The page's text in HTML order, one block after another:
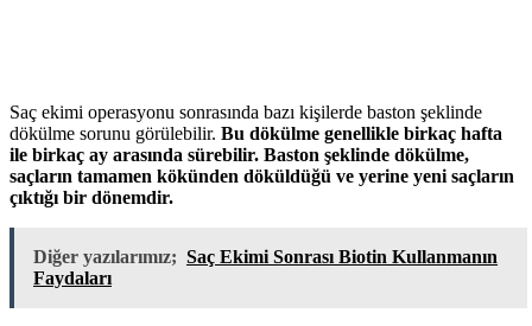
Saç ekimi operasyonu sonrasında bazı kişilerde baston şeklinde
dökülme sorunu görülebilir. Bu dökülme genellikle birkaç hafta
ile birkaç ay arasında sürebilir. Baston şeklinde dökülme,
saçların tamamen kökünden döküldüğü ve yerine yeni saçların
çıktığı bir dönemdir.
Diğer yazılarımız; Saç Ekimi Sonrası Biotin Kullanmanın
Faydaları